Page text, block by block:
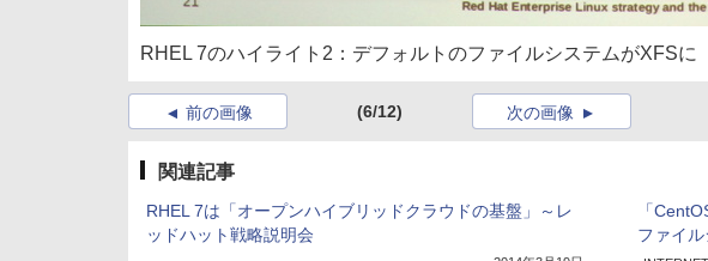
RHEL 7のハイライト2：デフォルトのファイルシステムがXFSに
前の画像 (6/12) 次の画像
関連記事
RHEL 7は「オープンハイブリッドクラウドの基盤」～レ
ッドハット戦略説明会
「
ファイ